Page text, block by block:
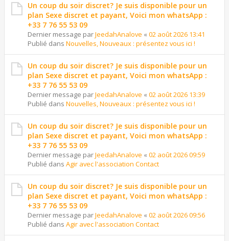
Un coup du soir discret? Je suis disponible pour un
plan Sexe discret et payant, Voici mon whatsApp :
+33 7 76 55 53 09
Dernier message parJeedahAnalove « 02 août 2026 13:41
Publié dans Nouvelles, Nouveaux : présentez vous ici !
Un coup du soir discret? Je suis disponible pour un
plan Sexe discret et payant, Voici mon whatsApp :
+33 7 76 55 53 09
Dernier message parJeedahAnalove « 02 août 2026 13:39
Publié dans Nouvelles, Nouveaux : présentez vous ici !
Un coup du soir discret? Je suis disponible pour un
plan Sexe discret et payant, Voici mon whatsApp :
+33 7 76 55 53 09
Dernier message parJeedahAnalove « 02 août 2026 09:59
Publié dans Agir avec l'association Contact
Un coup du soir discret? Je suis disponible pour un
plan Sexe discret et payant, Voici mon whatsApp :
+33 7 76 55 53 09
Dernier message parJeedahAnalove « 02 août 2026 09:56
Publié dans Agir avec l'association Contact